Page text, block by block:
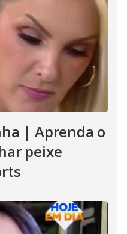
| Aprenda o
peixe